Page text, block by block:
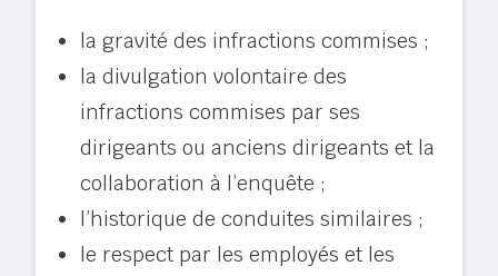
la gravité des infractions commises ;
la divulgation volontaire des
infractions commises par ses
dirigeants ou anciens dirigeants et la
collaboration à l’enquête ;
l’historique de conduites similaires ;
le respect par les employés et les